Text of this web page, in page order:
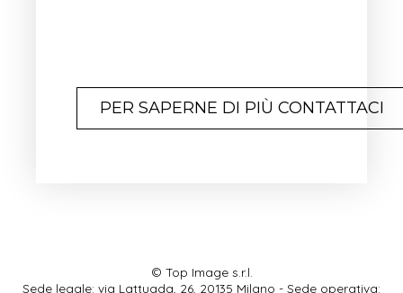
PER SAPERNE DI PIÙ CONTATTACI
© Top Image s.r.l.
Sede legale: via Lattuada, 26, 20135 Milano - Sede operativa: